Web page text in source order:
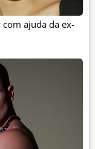
com ajuda da ex-